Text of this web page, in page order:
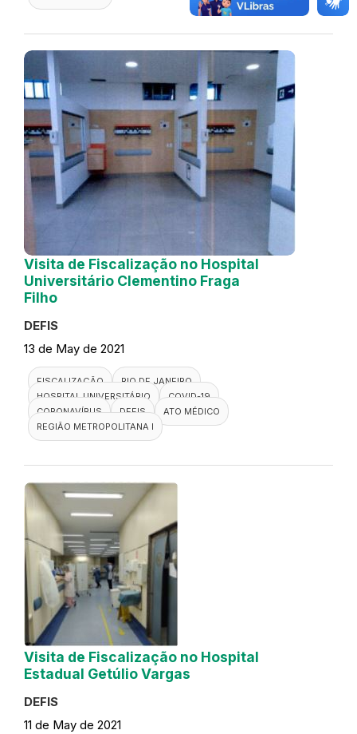
Visita de Fiscalização no Hospital
Universitário Clementino Fraga
Filho
DEFIS
13 de May de 2021
FISCALIZAÇÃO
RIO DE JANEIRO
HOSPITAL UNIVERSITÁRIO
COVID-19
CORONAVÍRUS
DEFIS
ATO MÉDICO
REGIÃO METROPOLITANA I
Visita de Fiscalização no Hospital
Estadual Getúlio Vargas
DEFIS
11 de May de 2021